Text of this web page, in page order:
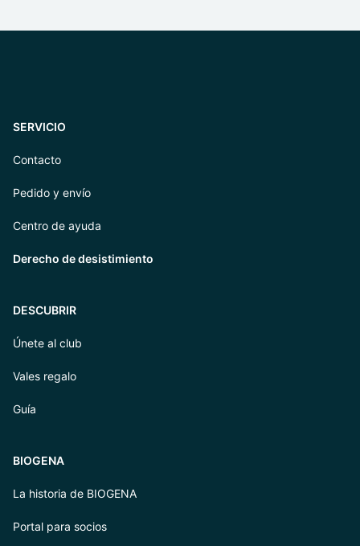
SERVICIO
Contacto
Pedido y envío
Centro de ayuda
Derecho de desistimiento
DESCUBRIR
Únete al club
Vales regalo
Guía
BIOGENA
La historia de BIOGENA
Portal para socios